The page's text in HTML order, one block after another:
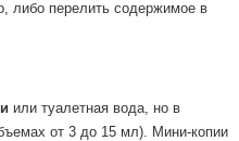
либо перелить содержимое в
или туалетная вода, но в
от 3 до 15 мл). Мини-копии